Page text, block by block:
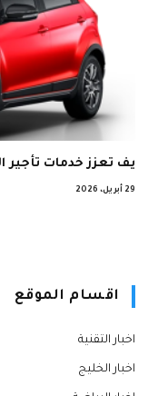
يف تعزز خدمات تأجير
29 أبريل، 2026
اقسام الموقع
اخبار التقنية
اخبار الخليج